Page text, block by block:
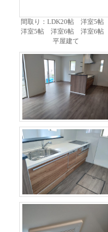
間取り：LDK20帖 洋室5帖
洋室5帖 洋室6帖 洋室6帖
平屋建て